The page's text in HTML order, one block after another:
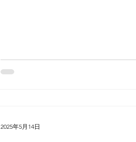
2025年5月14日